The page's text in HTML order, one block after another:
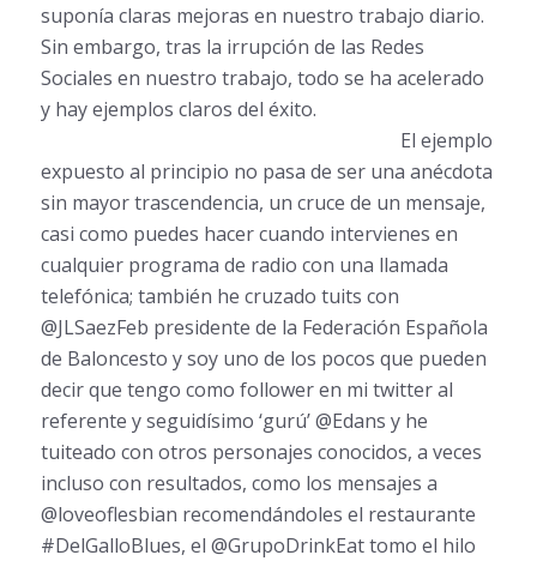
suponía claras mejoras en nuestro trabajo diario.
Sin embargo, tras la irrupción de las Redes
Sociales en nuestro trabajo, todo se ha acelerado
y hay ejemplos claros del éxito.
El ejemplo
expuesto al principio no pasa de ser una anécdota
sin mayor trascendencia, un cruce de un mensaje,
casi como puedes hacer cuando intervienes en
cualquier programa de radio con una llamada
telefónica; también he cruzado tuits con
@JLSaezFeb presidente de la Federación Española
de Baloncesto y soy uno de los pocos que pueden
decir que tengo como follower en mi twitter al
referente y seguidísimo ‘gurú’ @Edans y he
tuiteado con otros personajes conocidos, a veces
incluso con resultados, como los mensajes a
@loveoflesbian recomendándoles el restaurante
#DelGalloBlues, el @GrupoDrinkEat tomo el hilo